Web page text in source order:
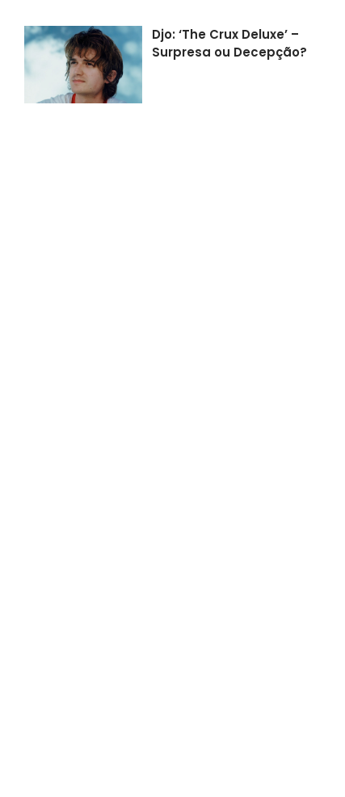
Djo: ‘The Crux Deluxe’ –
Surpresa ou Decepção?